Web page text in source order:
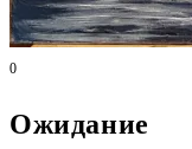
0
Ожидание